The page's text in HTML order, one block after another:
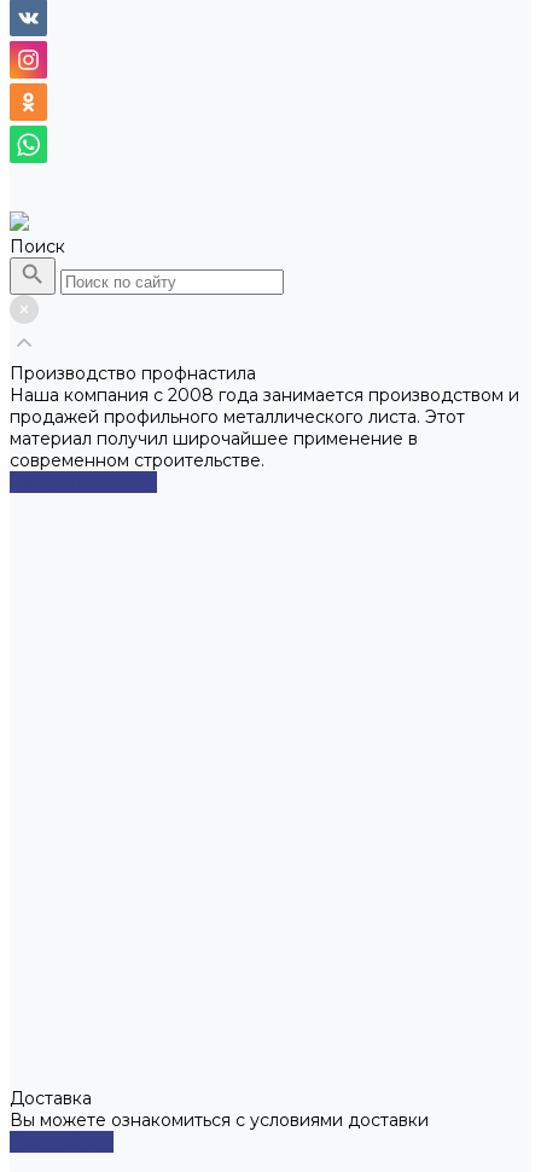
Поиск
Производство профнастила
Наша компания с 2008 года занимается производством и
продажей профильного металлического листа. Этот
материал получил широчайшее применение в
современном строительстве.
Доставка
Вы можете ознакомиться с условиями доставки